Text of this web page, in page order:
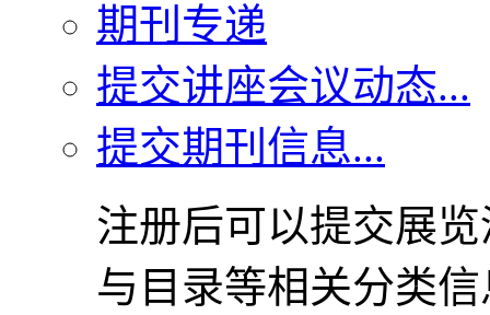
期刊专递
提交讲座会议动态...
提交期刊信息...
注册后可以提交展
与目录等相关分类